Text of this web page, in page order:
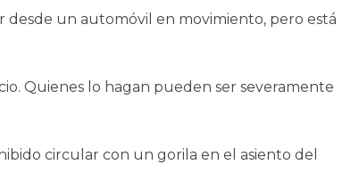
desde un automóvil en movimiento, pero está
Quienes lo hagan pueden ser severamente
circular con un gorila en el asiento del